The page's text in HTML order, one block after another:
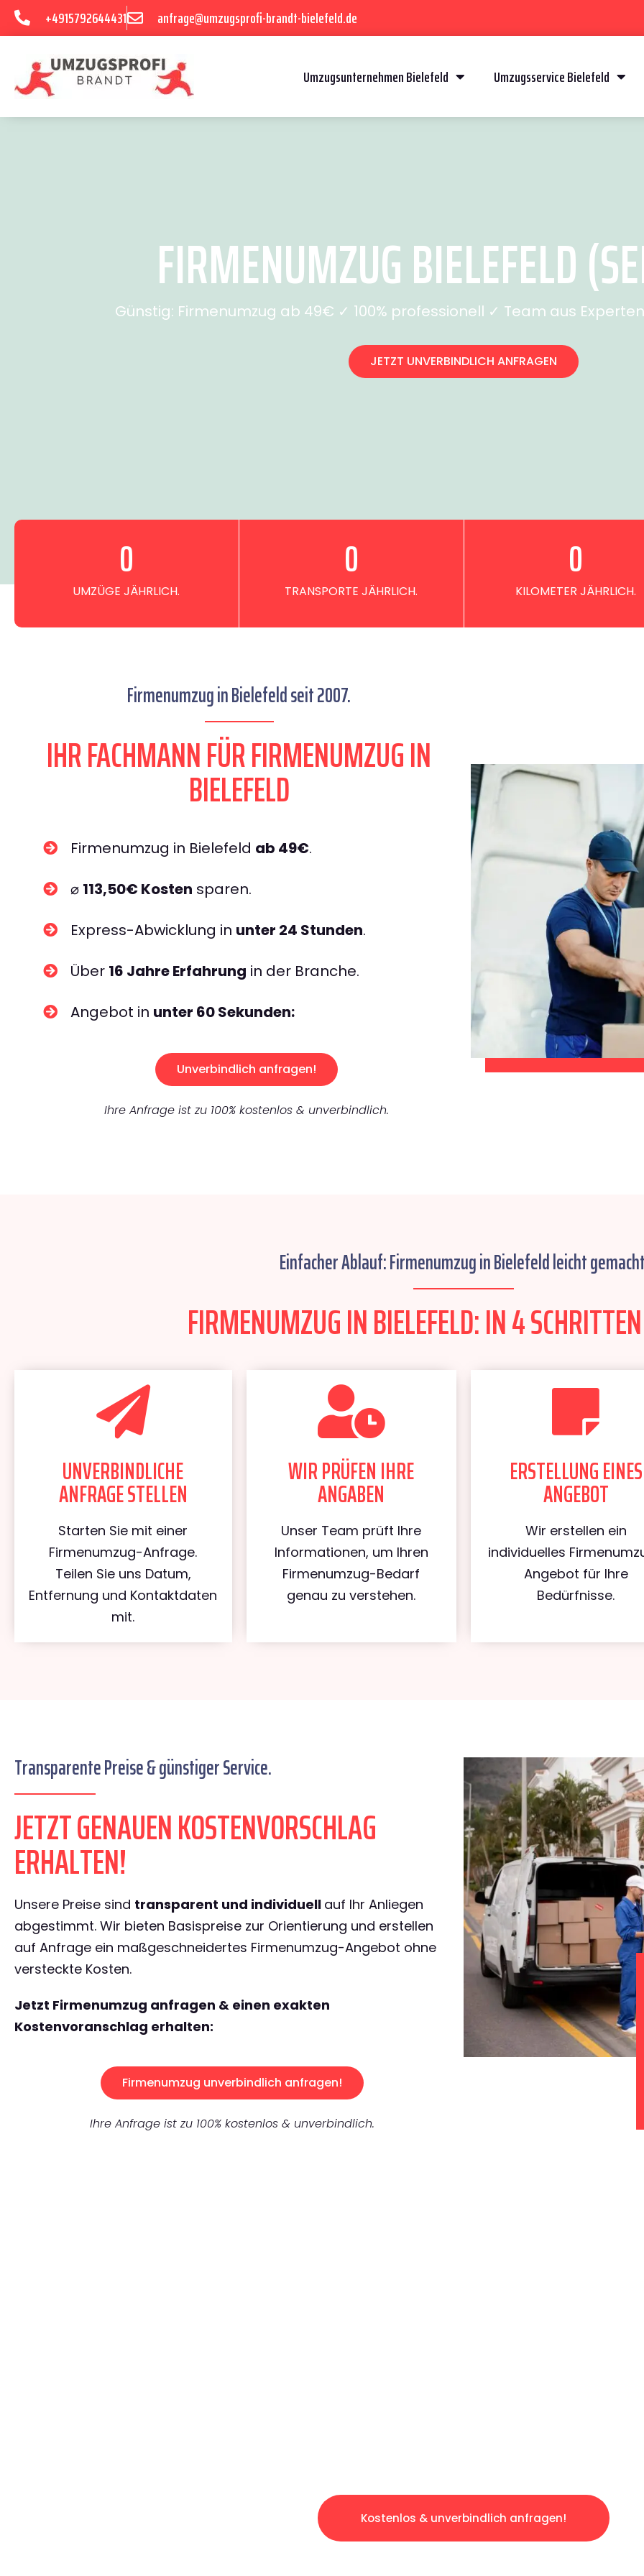
+4915792644431 anfrage@umzugsprofi-brandt-bielefeld.de
Umzugsunternehmen Bielefeld Umzugsservice Bielefeld
FIRMENUMZUG BIELEFELD
Günstig: Firmenumzug ab 49€ ✓ 100% professionell ✓ Team aus
JETZT UNVERBINDLICH ANFRAGEN
UMZÜGE JÄHRLICH.
0
TRANSPORTE JÄHRLICH.
0
KILOMETER JÄHRLICH.
0
Firmenumzug in Bielefeld seit 2007.
IHR FACHMANN FÜR FIRMENUMZUG IN
BIELEFELD​
Firmenumzug in Bielefeld ab 49€.
⌀ 113,50€ Kosten sparen.
Express-Abwicklung in unter 24 Stunden.
Über 16 Jahre Erfahrung in der Branche.
Angebot in unter 60 Sekunden:
Unverbindlich anfragen!
Ihre Anfrage ist zu 100% kostenlos & unverbindlich.
Einfacher Ablauf: Firmenumzug in Bielefeld leicht
FIRMENUMZUG IN BIELEFELD: IN 4
UNVERBINDLICHE
ANFRAGE STELLEN
Starten Sie mit einer
Firmenumzug-Anfrage.
Teilen Sie uns Datum,
Entfernung und Kontaktdaten
mit.
WIR PRÜFEN IHRE
ANGABEN
Unser Team prüft Ihre
Informationen, um Ihren
Firmenumzug-Bedarf
genau zu verstehen.
ERSTELLUNG EINES
ANGEBOT
Wir erstellen ein
individuelles
Angebot für Ihre
Bedürfnisse.
Transparente Preise & günstiger Service.
JETZT GENAUEN KOSTENVORSCHLAG
ERHALTEN!
Unsere Preise sind transparent und individuell auf Ihr Anliegen
abgestimmt. Wir bieten Basispreise zur Orientierung und erstellen
auf Anfrage ein maßgeschneidertes Firmenumzug-Angebot ohne
versteckte Kosten.
Jetzt Firmenumzug anfragen & einen exakten
Kostenvoranschlag erhalten:
Firmenumzug unverbindlich anfragen!
Ihre Anfrage ist zu 100% kostenlos & unverbindlich.
Kostenlos & unverbindlich anfragen!